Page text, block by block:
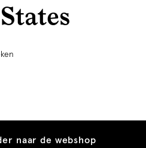
naar de webshop